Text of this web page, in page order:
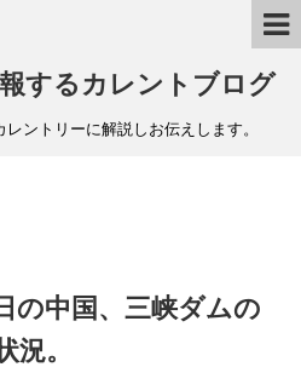
するカレントブログ
ントリーに解説しお伝えします。
の中国、三峡ダムの
況。